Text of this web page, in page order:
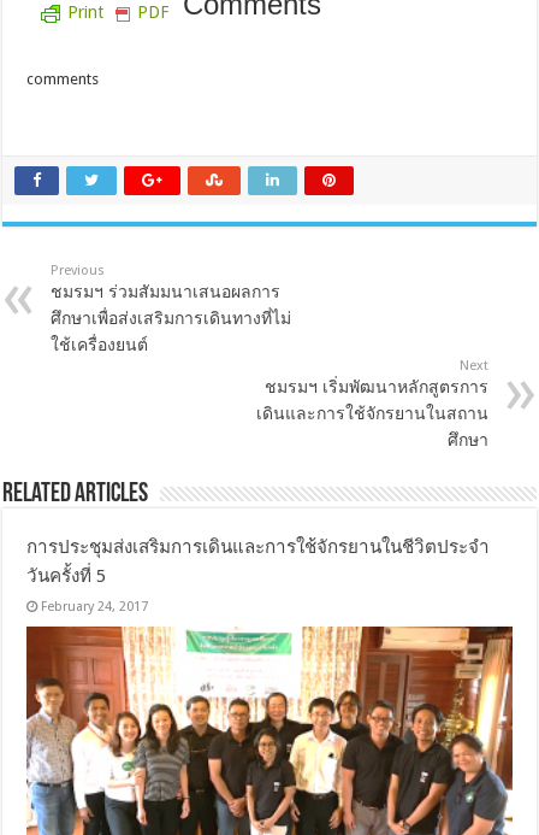
Print PDF
comments
Previous
ชมรมฯ ร่วมสัมมนาเสนอผลการ
ศึกษาเพื่อส่งเสริมการเดินทางที่ไม่
ใช้เครื่องยนต์
Next
ชมรมฯ เริ่มพัฒนาหลักสูตรการ
เดินและการใช้จักรยานในสถาน
ศึกษา
Related Articles
การประชุมส่งเสริมการเดินและการใช้จักรยานในชีวิตประจำ
วันครั้งที่ 5
February 24, 2017